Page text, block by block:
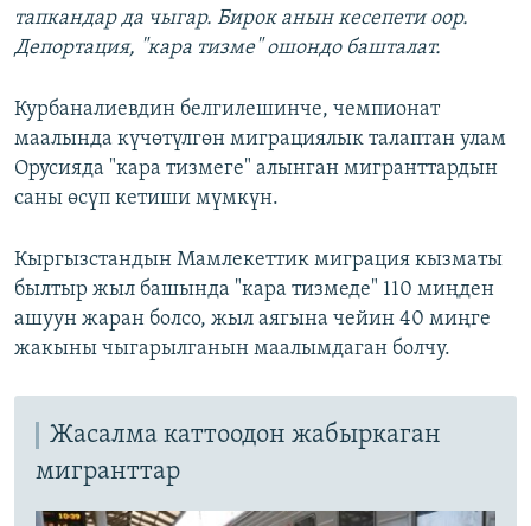
тапкандар да чыгар. Бирок анын кесепети оор.
Депортация, "кара тизме"ошондо башталат.
Курбаналиевдин белгилешинче, чемпионат
маалында күчөтүлгөн миграциялык талаптан улам
Орусияда "кара тизмеге" алынган мигранттардын
саны өсүп кетиши мүмкүн.
Кыргызстандын Мамлекеттик миграция кызматы
былтыр жыл башында "кара тизмеде" 110 миңден
ашуун жаран болсо, жыл аягына чейин 40 миңге
жакыны чыгарылганын маалымдаган болчу.
Жасалма каттоодон жабыркаган
мигранттар